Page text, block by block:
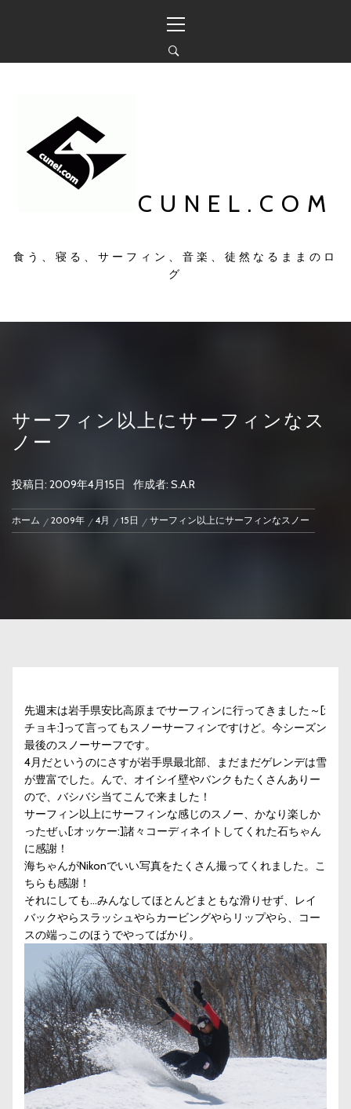
ン
イ
ン
メ
CUNEL.COM
食う、寝る、サーフィン、音楽、徒然なるままのロ
グ
サーフィン以上にサーフィンなス
ノー
投稿日: 2009年4月15日 作成者: S.A.R
ホーム 2009年 4月 15日 サーフィン以上にサーフィンなスノー
先週末は岩手県安比高原までサーフィンに行ってきました～[:
チョキ:]って言ってもスノーサーフィンですけど。今シーズン
最後のスノーサーフです。
4月だというのにさすが岩手県最北部、まだまだゲレンデは雪
が豊富でした。んで、オイシイ壁やバンクもたくさんありー
ので、バシバシ当てこんで来ました！
サーフィン以上にサーフィンな感じのスノー、かなり楽しか
ったぜぃ[:オッケー:]諸々コーディネイトしてくれた石ちゃん
に感謝！
海ちゃんがNikonでいい写真をたくさん撮ってくれました。こ
ちらも感謝！
それにしても…みんなしてほとんどまともな滑りせず、レイ
バックやらスラッシュやらカービングやらリップやら、コー
スの端っこのほうでやってばかり。